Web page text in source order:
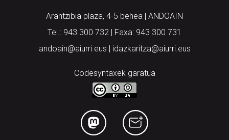
Arantzibia plaza, 4-5 behea | ANDOAIN
Tel.: 943 300 732 | Faxa: 943 300 731
andoain@aiurri.eus | idazkaritza@aiurri.eus
Codesyntaxek garatua